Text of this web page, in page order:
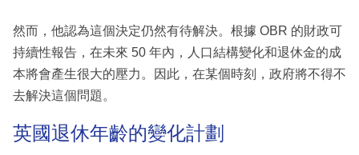
然而，他認為這個決定仍然有待解決。根據 OBR 的財政可
持續性報告，在未來 50 年內，人口結構變化和退休金的成
本將會產生很大的壓力。因此，在某個時刻，政府將不得不
去解決這個問題。
英國退休年齡的變化計劃